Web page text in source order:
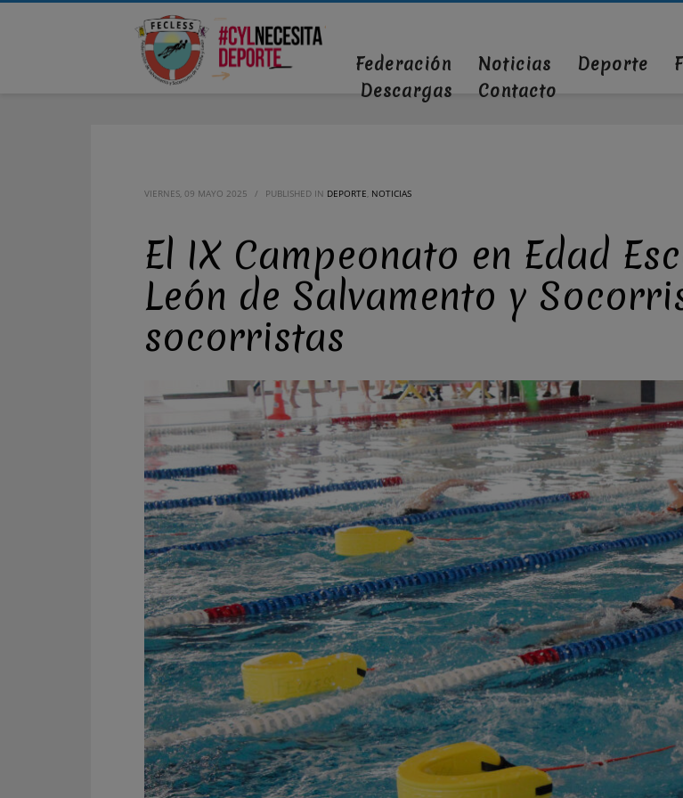
Federación Noticias Deporte
Descargas
Contacto
VIERNES, 09 MAYO 2025 / PUBLISHED IN DEPORTE, NOTICIAS
El IX Campeonato en Edad
León de Salvamento y
socorristas